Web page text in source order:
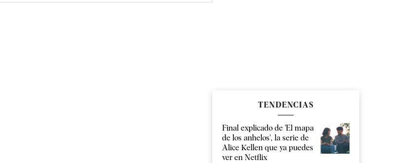
TENDENCIAS
Final explicado de 'El mapa
de los anhelos', la serie de
Alice Kellen que ya puedes
ver en Netflix